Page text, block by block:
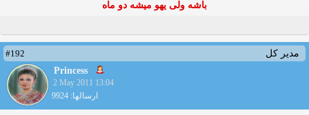
باشه ولی یهو میشه دو ماه
مدیر کل
#192
Princess
2 May 2011 13:04
ارسالها: 9924